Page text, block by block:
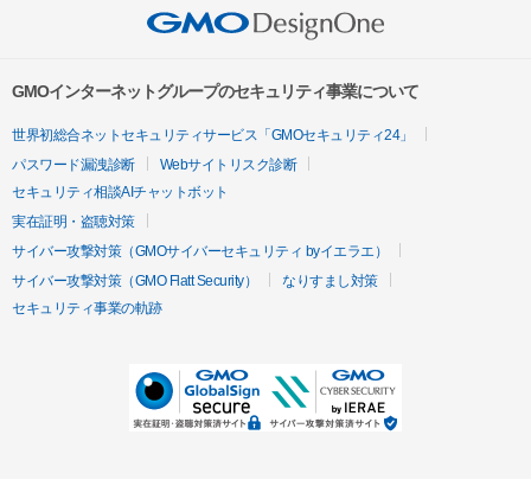
GMOインターネットグループのセキュリティ事業について
世界初総合ネットセキュリティサービス「GMOセキュリティ24」
パスワード漏洩診断
Webサイトリスク診断
セキュリティ相談AIチャットボット
実在証明・盗聴対策
サイバー攻撃対策（GMOサイバーセキュリティ byイエラエ）
サイバー攻撃対策（GMO Flatt Security）
なりすまし対策
セキュリティ事業の軌跡